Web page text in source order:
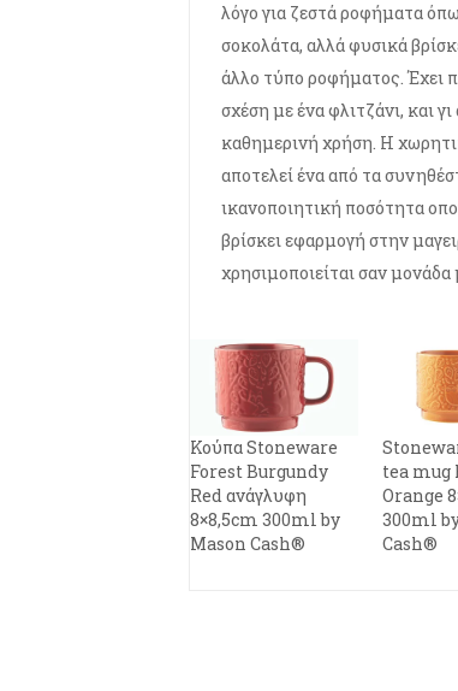
λόγο για ζεστά ροφήματα
σοκολάτα, αλλά φυσικά
άλλο τύπο ροφήματος. Έχει
σχέση με ένα φλιτζάνι, και
καθημερινή χρήση. Η
αποτελεί ένα από τα
ικανοποιητική ποσότητα
βρίσκει εφαρμογή στην
χρησιμοποιείται σαν
Κούπα Stoneware
Forest Burgundy
Red ανάγλυφη
8×8,5cm 300ml by
Mason Cash®
tea mug
Orange
300ml
Cash®